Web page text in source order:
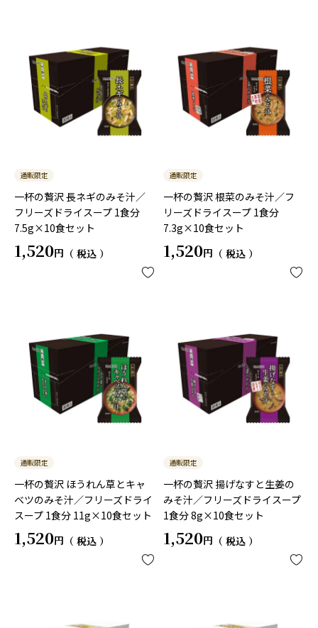
通販限定
一杯の贅沢 長ネギのみそ汁／
フリーズドライスープ 1食分
7.5g×10食セット
1,520 税込
通販限定
一杯の贅沢 根菜のみそ汁／フ
リーズドライスープ 1食分
7.3g×10食セット
1,520 税込
通販限定
一杯の贅沢 ほうれん草とキャ
ベツのみそ汁／フリーズドライ
スープ 1食分 11g×10食セット
1,520 税込
通販限定
一杯の贅沢 揚げなすと生姜の
みそ汁／フリーズドライスープ
1食分 8g×10食セット
1,520 税込